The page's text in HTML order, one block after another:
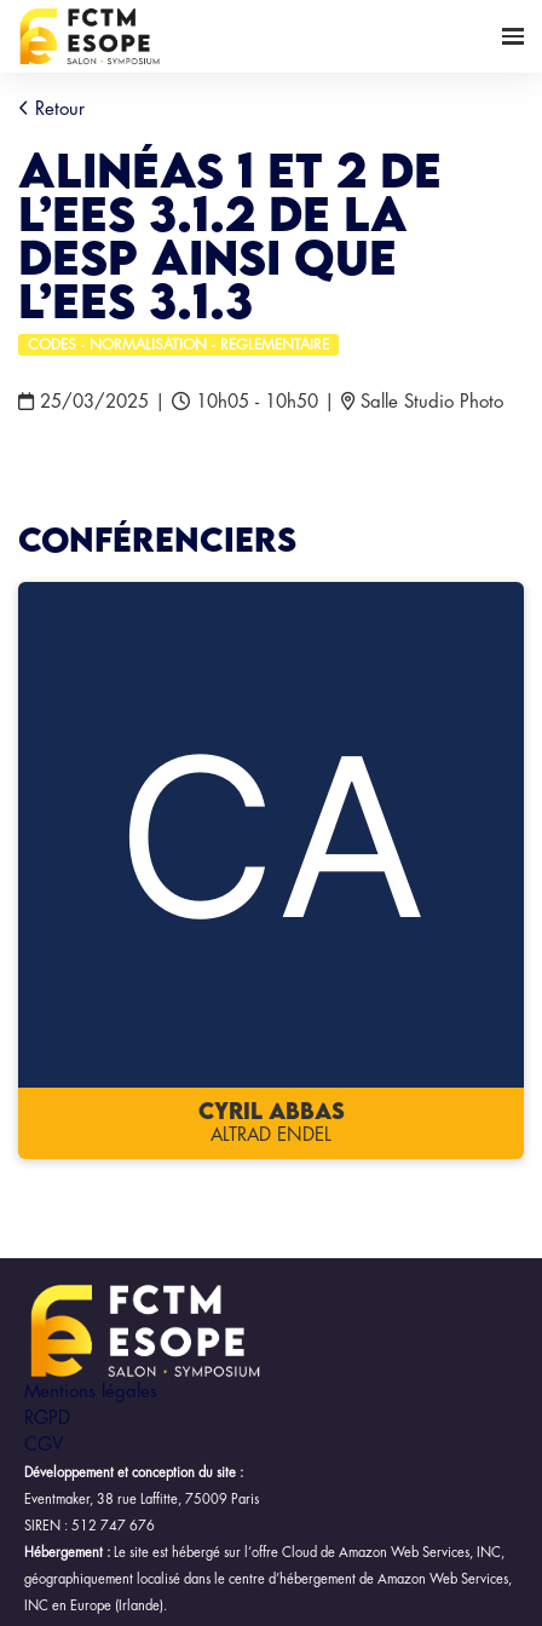
Retour
Alinéas 1 et 2 de
l’EES 3.1.2 de la
DESP ainsi que
l’EES 3.1.3
CODES - NORMALISATION - REGLEMENTAIRE
25/03/2025 10h05 - 10h50 Salle Studio Photo
Conférenciers
Cyril ABBAS
ALTRAD ENDEL
Mentions légales
RGPD
CGV
Développement et conception du site :
Eventmaker, 38 rue Laffitte, 75009 Paris
SIREN : 512 747 676
Hébergement :
Le site est hébergé sur l’offre Cloud de Amazon Web Services, INC,
géographiquement localisé dans le centre d’hébergement de Amazon Web Services,
INC en Europe (Irlande).